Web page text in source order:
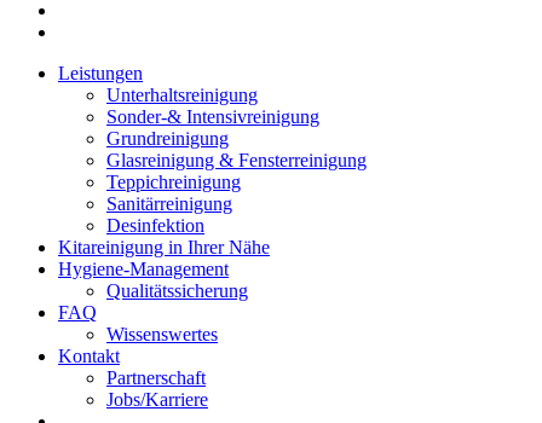
Leistungen
Unterhaltsreinigung
Sonder-& Intensivreinigung
Grundreinigung
Glasreinigung & Fensterreinigung
Teppichreinigung
Sanitärreinigung
Desinfektion
Kitareinigung in Ihrer Nähe
Hygiene-Management
Qualitätssicherung
FAQ
Wissenswertes
Kontakt
Partnerschaft
Jobs/Karriere